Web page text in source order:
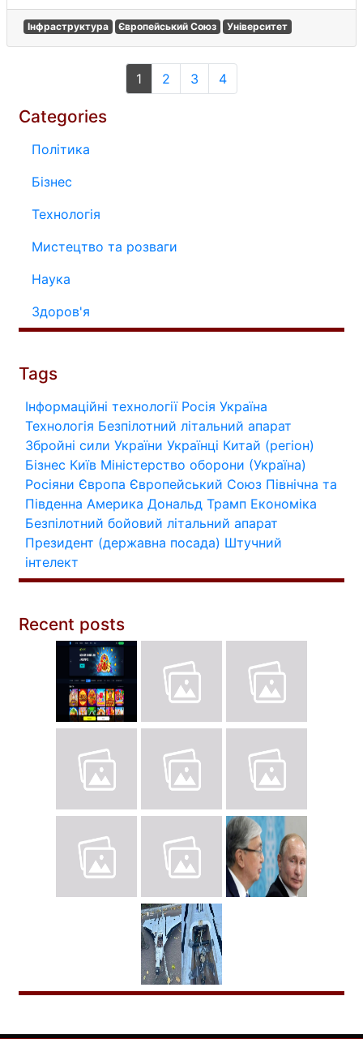
Інфраструктура Європейський Союз Університет
1 2 3 4
Categories
Політика
Бізнес
Технологія
Мистецтво та розваги
Наука
Здоров'я
Tags
Інформаційні технології Росія Україна
Технологія Безпілотний літальний апарат
Збройні сили України Українці Китай (регіон)
Бізнес Київ Міністерство оборони (Україна)
Росіяни Європа Європейський Союз Північна та
Південна Америка Дональд Трамп Економіка
Безпілотний бойовий літальний апарат
Президент (державна посада) Штучний
інтелект
Recent posts